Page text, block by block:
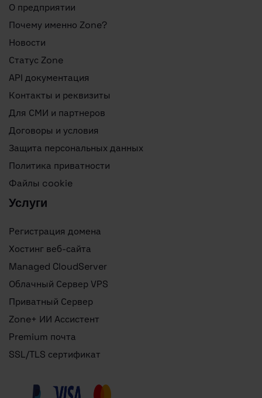
О предприятии
Почему именно Zone?
Новости
Статус Zone
API документация
Контакты и реквизиты
Для СМИ и партнеров
Договоры и условия
Защита персональных данных
Политика приватности
Файлы cookie
Услуги
Регистрация домена
Хостинг веб-сайта
Managed CloudServer
Облачный Сервер VPS
Приватный Сервер
Zone+ ИИ Ассистент
Premium почта
SSL/TLS сертификат